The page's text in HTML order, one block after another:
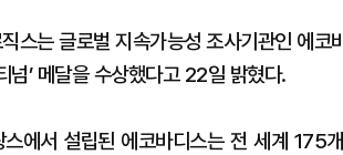
스는 글로벌 지속가능성 조사기관인 에코
넘’ 메달을 수상했다고 22일 밝혔다.
에서 설립된 에코바디스는 전 세계 175